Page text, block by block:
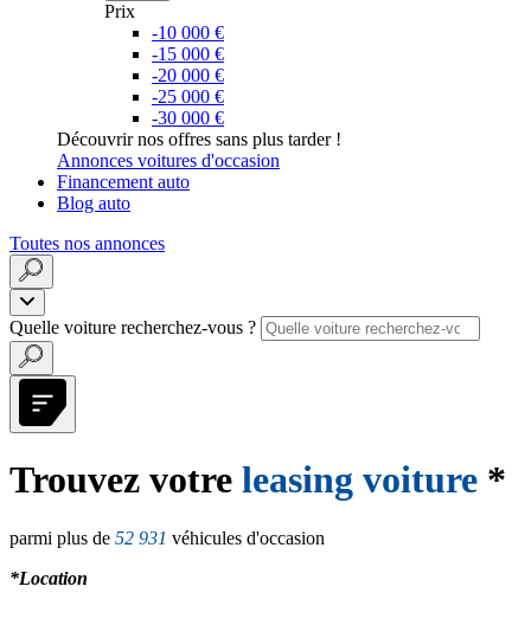
Prix
-10 000 €
-15 000 €
-20 000 €
-25 000 €
-30 000 €
Découvrir nos offres sans plus tarder !
Annonces voitures d'occasion
Financement auto
Blog auto
Toutes nos annonces
Quelle voiture recherchez-vous ?
Trouvez votre leasing voiture *
parmi plus de 52 931 véhicules d'occasion
*Location